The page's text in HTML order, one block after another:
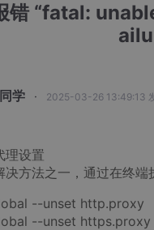
错 “fatal:
学 · 2025-03-26 13:49:13
理设置
决方法之一，通过在终
--unset http.proxy
--unset https.proxy